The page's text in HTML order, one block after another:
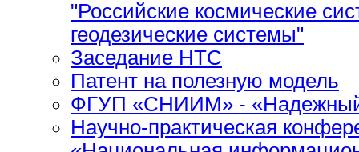
"Российские космические
геодезические системы"
Заседание НТС
Патент на полезную модель
ФГУП «СНИИМ» - «Надежный
Научно-практическая